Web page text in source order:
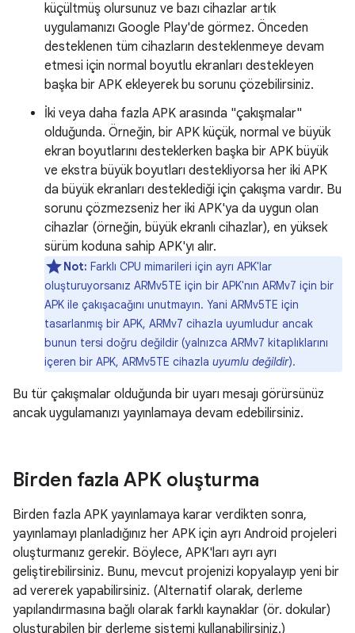
küçültmüş olursunuz ve bazı cihazlar artık
uygulamanızı Google Play'de görmez. Önceden
desteklenen tüm cihazların desteklenmeye devam
etmesi için normal boyutlu ekranları destekleyen
başka bir APK ekleyerek bu sorunu çözebilirsiniz.
İki veya daha fazla APK arasında "çakışmalar"
olduğunda. Örneğin, bir APK küçük, normal ve büyük
ekran boyutlarını desteklerken başka bir APK büyük
ve ekstra büyük boyutları destekliyorsa her iki APK
da büyük ekranları desteklediği için çakışma vardır. Bu
sorunu çözmezseniz her iki APK'ya da uygun olan
cihazlar (örneğin, büyük ekranlı cihazlar), en yüksek
sürüm koduna sahip APK'yı alır.
Not: Farklı CPU mimarileri için ayrı APK'lar
oluşturuyorsanız ARMv5TE için bir APK'nın ARMv7 için bir
APK ile çakışacağını unutmayın. Yani ARMv5TE için
tasarlanmış bir APK, ARMv7 cihazla uyumludur ancak
bunun tersi doğru değildir (yalnızca ARMv7 kitaplıklarını
içeren bir APK, ARMv5TE cihazla uyumlu değildir).
Bu tür çakışmalar olduğunda bir uyarı mesajı görürsünüz
ancak uygulamanızı yayınlamaya devam edebilirsiniz.
Birden fazla APK oluşturma
Birden fazla APK yayınlamaya karar verdikten sonra,
yayınlamayı planladığınız her APK için ayrı Android projeleri
oluşturmanız gerekir. Böylece, APK'ları ayrı ayrı
geliştirebilirsiniz. Bunu, mevcut projenizi kopyalayıp yeni bir
ad vererek yapabilirsiniz. (Alternatif olarak, derleme
yapılandırmasına bağlı olarak farklı kaynaklar (ör. dokular)
oluşturabilen bir derleme sistemi kullanabilirsiniz.)